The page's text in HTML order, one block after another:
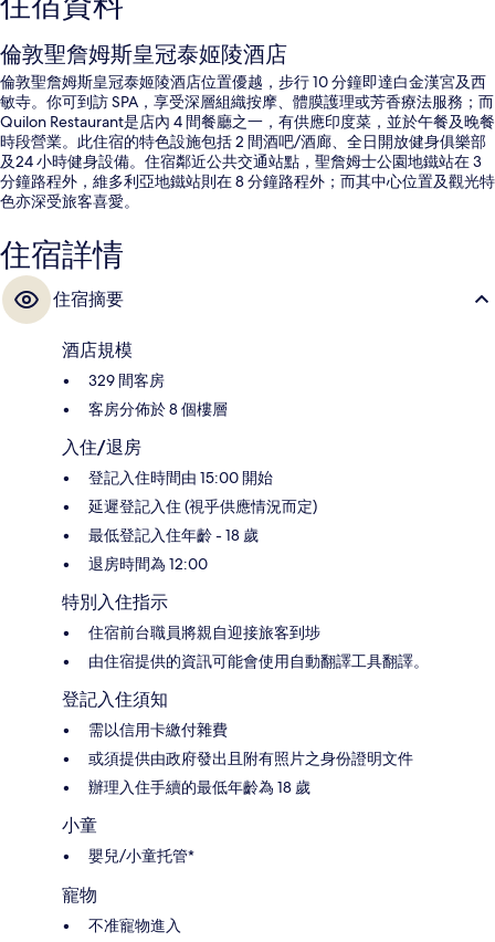
倫敦聖詹姆斯皇冠泰姬陵酒店
倫敦聖詹姆斯皇冠泰姬陵酒店位置優越，步行 10 分鐘即達白金漢宮及西
敏寺。你可到訪 SPA，享受深層組織按摩、體膜護理或芳香療法服務；而
Quilon Restaurant是店內 4 間餐廳之一，有供應印度菜，並於午餐及晚餐
時段營業。此住宿的特色設施包括 2 間酒吧/酒廊、全日開放健身俱樂部
及24 小時健身設備。住宿鄰近公共交通站點，聖詹姆士公園地鐵站在 3
分鐘路程外，維多利亞地鐵站則在 8 分鐘路程外；而其中心位置及觀光特
色亦深受旅客喜愛。
住宿詳情
住宿摘要
酒店規模
329 間客房
客房分佈於 8 個樓層
入住/退房
登記入住時間由 15:00 開始
延遲登記入住 (視乎供應情況而定)
最低登記入住年齡 - 18 歲
退房時間為 12:00
特別入住指示
住宿前台職員將親自迎接旅客到埗
由住宿提供的資訊可能會使用自動翻譯工具翻譯。
登記入住須知
需以信用卡繳付雜費
或須提供由政府發出且附有照片之身份證明文件
辦理入住手續的最低年齡為 18 歲
小童
嬰兒/小童托管*
寵物
不准寵物進入